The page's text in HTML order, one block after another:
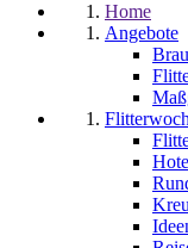
Home
Angebote